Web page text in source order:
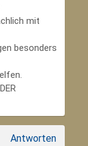
mit
besonders
Antworten